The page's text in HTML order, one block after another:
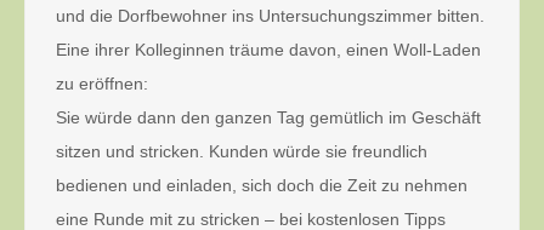
und die Dorfbewohner ins Untersuchungszimmer bitten.
Eine ihrer Kolleginnen träume davon, einen Woll-Laden
zu eröffnen:
Sie würde dann den ganzen Tag gemütlich im Geschäft
sitzen und stricken. Kunden würde sie freundlich
bedienen und einladen, sich doch die Zeit zu nehmen
eine Runde mit zu stricken – bei kostenlosen Tipps